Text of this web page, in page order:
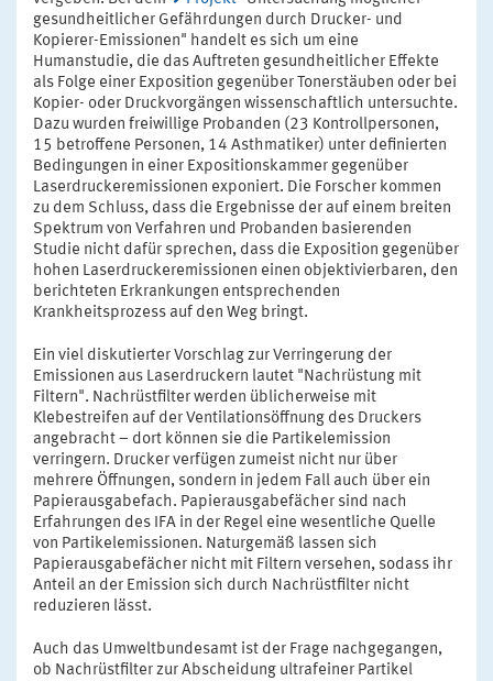
gesundheitlicher Gefährdungen durch Drucker- und
Kopierer-Emissionen" handelt es sich um eine
Humanstudie, die das Auftreten gesundheitlicher Effekte
als Folge einer Exposition gegenüber Tonerstäuben oder bei
Kopier- oder Druckvorgängen wissenschaftlich untersuchte.
Dazu wurden freiwillige Probanden (23 Kontrollpersonen,
15 betroffene Personen, 14 Asthmatiker) unter definierten
Bedingungen in einer Expositionskammer gegenüber
Laserdruckeremissionen exponiert. Die Forscher kommen
zu dem Schluss, dass die Ergebnisse der auf einem breiten
Spektrum von Verfahren und Probanden basierenden
Studie nicht dafür sprechen, dass die Exposition gegenüber
hohen Laserdruckeremissionen einen objektivierbaren, den
berichteten Erkrankungen entsprechenden
Krankheitsprozess auf den Weg bringt.
Ein viel diskutierter Vorschlag zur Verringerung der
Emissionen aus Laserdruckern lautet "Nachrüstung mit
Filtern". Nachrüstfilter werden üblicherweise mit
Klebestreifen auf der Ventilationsöffnung des Druckers
angebracht – dort können sie die Partikelemission
verringern. Drucker verfügen zumeist nicht nur über
mehrere Öffnungen, sondern in jedem Fall auch über ein
Papierausgabefach. Papierausgabefächer sind nach
Erfahrungen des IFA in der Regel eine wesentliche Quelle
von Partikelemissionen. Naturgemäß lassen sich
Papierausgabefächer nicht mit Filtern versehen, sodass ihr
Anteil an der Emission sich durch Nachrüstfilter nicht
reduzieren lässt.
Auch das Umweltbundesamt ist der Frage nachgegangen,
ob Nachrüstfilter zur Abscheidung ultrafeiner Partikel